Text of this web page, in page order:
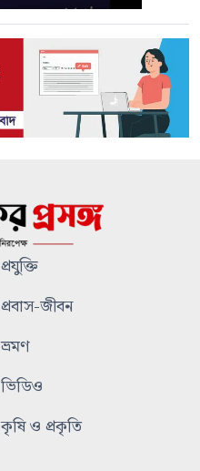
প্রযুক্তি
প্রবাস-জীবন
ভ্রমণ
ভিডিও
কৃষি ও প্রকৃতি